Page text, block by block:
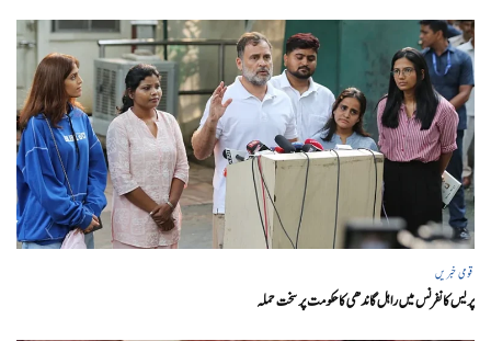
قومی خبریں
پریس کانفرنس میں راہل گاندھی کا حکومت پر سخت حملہ